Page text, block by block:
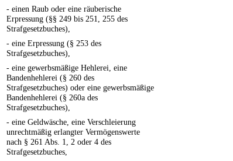
- einen Raub oder eine räuberische
Erpressung (§§ 249 bis 251, 255 des
Strafgesetzbuches),
- eine Erpressung (§ 253 des
Strafgesetzbuches),
- eine gewerbsmäßige Hehlerei, eine
Bandenhehlerei (§ 260 des
Strafgesetzbuches) oder eine gewerbsmäßige
Bandenhehlerei (§ 260a des
Strafgesetzbuches),
- eine Geldwäsche, eine Verschleierung
unrechtmäßig erlangter Vermögenswerte
nach § 261 Abs. 1, 2 oder 4 des
Strafgesetzbuches,